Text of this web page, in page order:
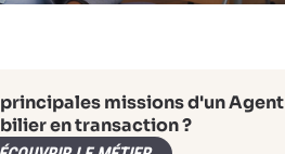
missions d'un Agent
en transaction ?